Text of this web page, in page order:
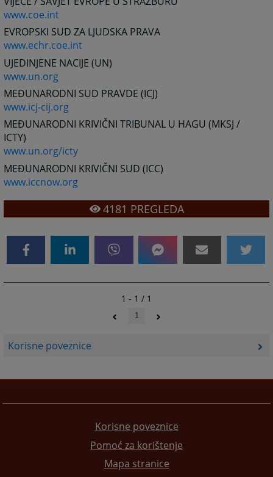
Korisne poveznice
www.coe.int
EVROPSKI SUD ZA LJUDSKA PRAVA
www.echr.coe.int
UJEDINJENE NACIJE (UN)
www.un.org
MEĐUNARODNI SUD PRAVDE (ICJ)
www.icj-cij.org
MEĐUNARODNI KRIVIČNI TRIBUNAL U HAGU (MKSJ /
ICTY)
www.un.org/icty
MEĐUNARODNI KRIVIČNI SUD (ICC)
www.iccnow.org
4181 PREGLEDA
1 - 1 / 1
1
Korisne poveznice
Pomoć za korištenje
Mapa stranice